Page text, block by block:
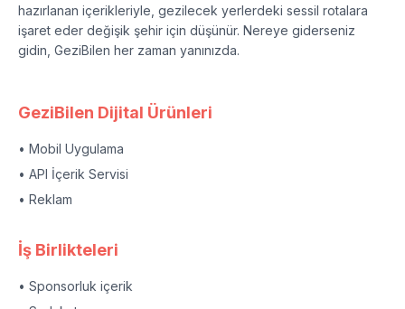
hazırlanan içerikleriyle, gezilecek yerlerdeki sessil rotalara
işaret eder değişik şehir için düşünür. Nereye giderseniz
gidin, GeziBilen her zaman yanınızda.
GeziBilen Dijital Ürünleri
• Mobil Uygulama
• API İçerik Servisi
• Reklam
İş Birlikteleri
• Sponsorluk içerik